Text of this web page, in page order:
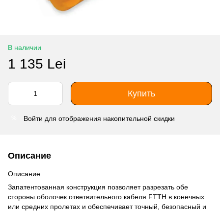
В наличии
1 135 Lei
Купить
Войти для отображения накопительной скидки
Описание
Описание
Запатентованная конструкция позволяет разрезать обе
стороны оболочек ответвительного кабеля FTTH в конечных
или средних пролетах и обеспечивает точный, безопасный и